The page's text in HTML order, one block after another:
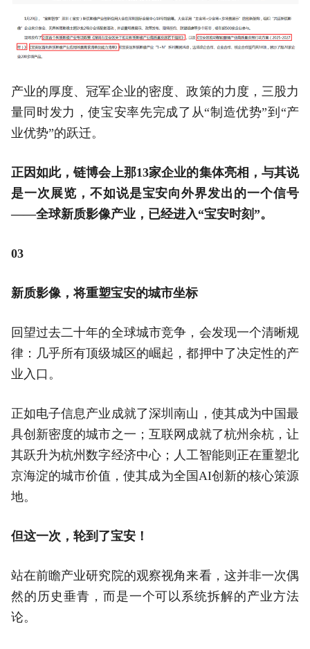
产业的厚度、冠军企业的密度、政策的力度，三股力
量同时发力，使宝安率先完成了从“制造优势”到“产
业优势”的跃迁。
正因如此，链博会上那13家企业的集体亮相，与其说
是一次展览，不如说是宝安向外界发出的一个信号
——全球新质影像产业，已经进入“宝安时刻”。
03
新质影像，将重塑宝安的城市坐标
回望过去二十年的全球城市竞争，会发现一个清晰规
律：几乎所有顶级城区的崛起，都押中了决定性的产
业入口。
正如电子信息产业成就了深圳南山，使其成为中国最
具创新密度的城市之一；互联网成就了杭州余杭，让
其跃升为杭州数字经济中心；人工智能则正在重塑北
京海淀的城市价值，使其成为全国AI创新的核心策源
地。
但这一次，轮到了宝安！
站在前瞻产业研究院的观察视角来看，这并非一次偶
然的历史垂青，而是一个可以系统拆解的产业方法
论。